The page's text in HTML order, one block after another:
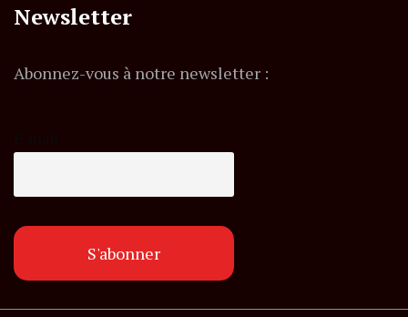
Newsletter
Abonnez-vous à notre newsletter :